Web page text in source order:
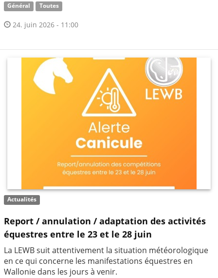
Général Toutes
24. juin 2026 - 11:00
Actualités
Report / annulation / adaptation des activités
équestres entre le 23 et le 28 juin
La LEWB suit attentivement la situation météorologique
en ce qui concerne les manifestations équestres en
Wallonie dans les jours à venir.